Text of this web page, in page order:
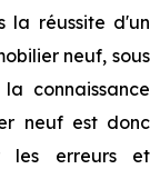
la réussite d'un
neuf, sous
connaissance
neuf est donc
les erreurs et